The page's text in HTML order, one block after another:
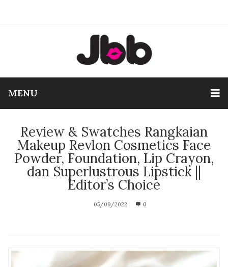
MENU
Review & Swatches Rangkaian
Makeup Revlon Cosmetics Face
Powder, Foundation, Lip Crayon,
dan Superlustrous Lipstick ||
Editor’s Choice
05/09/2022 0